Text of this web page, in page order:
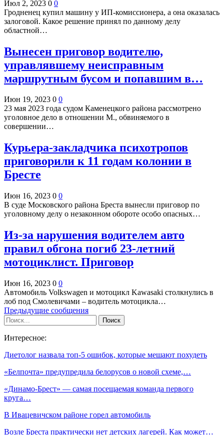
Июл 2, 2023 0 0
Гродненец купил машину у ИП-комиссионера, а она оказалась
залоговой. Какое решение принял по данному делу
областной…
Вынесен приговор водителю,
управлявшему неисправным
маршрутным бусом и попавшим в…
Июн 19, 2023 0 0
23 мая 2023 года судом Каменецкого района рассмотрено
уголовное дело в отношении М., обвиняемого в
совершении…
Курьера-закладчика психотропов
приговорили к 11 годам колонии в
Бресте
Июн 16, 2023 0 0
В суде Московского района Бреста вынесли приговор по
уголовному делу о незаконном обороте особо опасных…
Из-за нарушения водителем авто
правил обгона погиб 23-летний
мотоциклист. Приговор
Июн 16, 2023 0 0
Автомобиль Volkswagen и мотоцикл Kawasaki столкнулись в
лоб под Смолевичами – водитель мотоцикла…
Предыдущие сообщения
Интересное:
Диетолог назвала топ-5 ошибок, которые мешают похудеть
«Белпочта» предупредила белорусов о новой схеме,…
«Динамо-Брест» — самая посещаемая команда первого
круга…
В Ивацевичском районе горел автомобиль
Возле Бреста практически нет детских лагерей. Как может…